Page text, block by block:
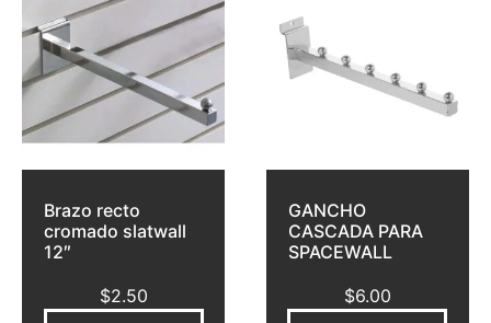
Brazo recto
cromado slatwall
12″
$2.50
GANCHO
CASCADA PARA
SPACEWALL
$6.00